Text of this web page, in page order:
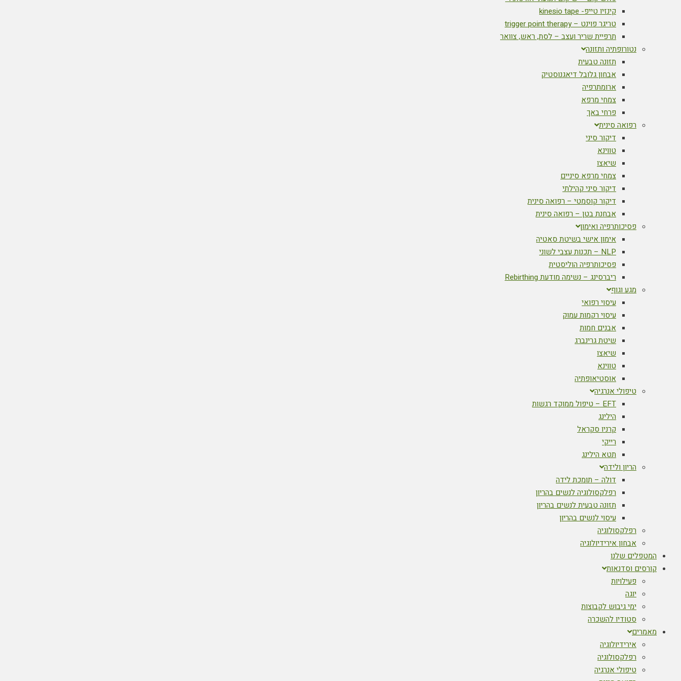
קינזיו טייפ- kinesio tape
טריגר פוינט – trigger point therapy
תרפיית שריר ועצב – לסת, ראש, צוואר
נטורופתיה ותזונה
תזונה טבעית
אבחון גלובל דיאגנוסטיק
ארומתרפיה
צמחי מרפא
פרחי באך
רפואה סינית
דיקור סיני
טווינא
שיאצו
צמחי מרפא סיניים
דיקור סיני קהילתי
דיקור קוסמטי – רפואה סינית
אבחנת בטן – רפואה סינית
פסיכותרפיה ואימון
אימון אישי בשיטת סאטיה
NLP – תכנות עצבי לשוני
פסיכותרפיה הוליסטית
ריברסינג – נשימה מודעת Rebirthing
מגע וגוף
עיסוי רפואי
עיסוי רקמות עמוק
אבנים חמות
שיטת גרינברג
שיאצו
טווינא
אוסטיאופתיה
טיפולי אנרגיה
EFT – טיפול ממוקד רגשות
הילינג
קרניו סקראל
רייקי
תטא הילינג
הריון ולידה
דולה – תומכת לידה
רפלקסולוגיה לנשים בהריון
תזונה טבעית לנשים בהריון
עיסוי לנשים בהריון
רפלקסולוגיה
אבחון אירידיולוגיה
המטפלים שלנו
קורסים וסדנאות
פעילויות
יוגה
ימי גיבוש לקבוצות
סטודיו להשכרה
מאמרים
אירידיולוגיה
רפלקסולוגיה
טיפולי אנרגיה